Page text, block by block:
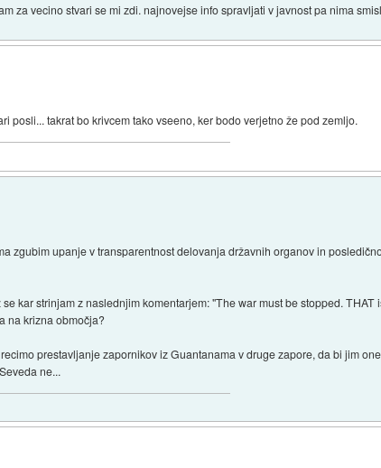
za vecino stvari se mi zdi. najnovejse info spravljati v javnost pa nima
posli... takrat bo krivcem tako vseeno, ker bodo verjetno že pod zemljo.
zgubim upanje v transparentnost delovanja državnih organov in
kar strinjam z naslednjim komentarjem: "The war must be stopped.
na krizna območja?
prestavljanje zapornikov iz Guantanama v druge zapore, da bi jim
ne...